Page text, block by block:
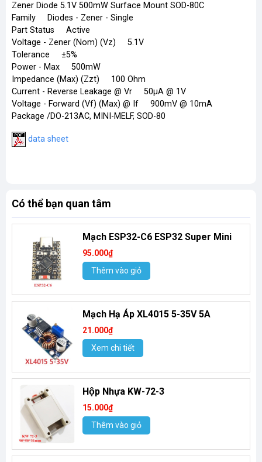
Zener Diode 5.1V 500mW Surface Mount SOD-80C
Family Diodes - Zener - Single
Part Status Active
Voltage - Zener (Nom) (Vz) 5.1V
Tolerance ±5%
Power - Max 500mW
Impedance (Max) (Zzt) 100 Ohm
Current - Reverse Leakage @ Vr 50µA @ 1V
Voltage - Forward (Vf) (Max) @ If 900mV @ 10mA
Package /DO-213AC, MINI-MELF, SOD-80
data sheet
Có thể bạn quan tâm
Mạch ESP32-C6 ESP32 Super Mini
95.000₫
Thêm vào giỏ
Mạch Hạ Áp XL4015 5-35V 5A
21.000₫
Xem chi tiết
Hộp Nhựa KW-72-3
15.000₫
Thêm vào giỏ